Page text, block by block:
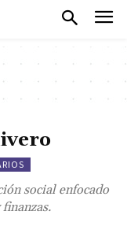
social enfocado